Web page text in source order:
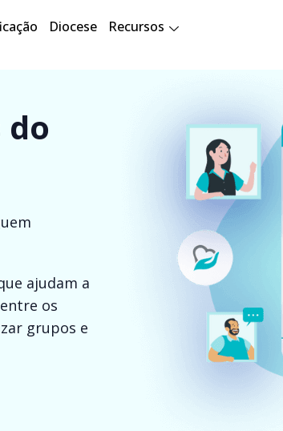
Diocese Recursos
ajudam a
os
grupos e